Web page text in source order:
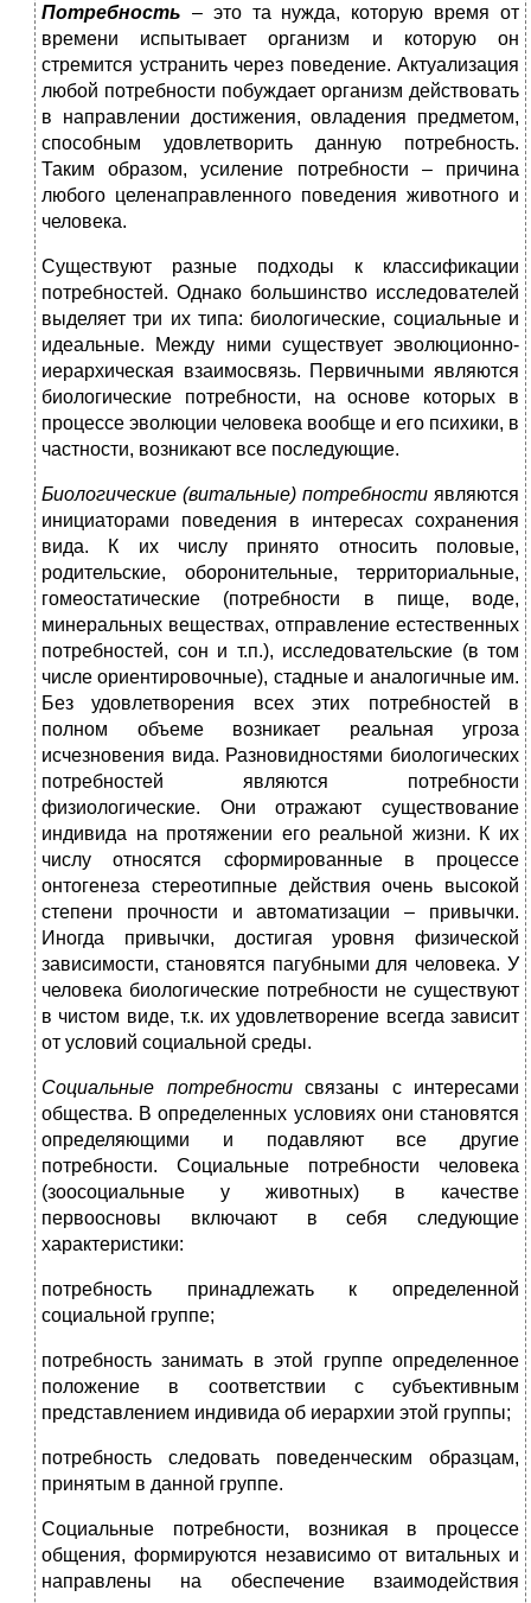
Потребность – это та нужда, которую время от
времени испытывает организм и которую он
стремится устранить через поведение. Актуализация
любой потребности побуждает организм действовать
в направлении достижения, овладения предметом,
способным удовлетворить данную потребность.
Таким образом, усиление потребности – причина
любого целенаправленного поведения животного и
человека.
Существуют разные подходы к классификации
потребностей. Однако большинство исследователей
выделяет три их типа: биологические, социальные и
идеальные. Между ними существует эволюционно-
иерархическая взаимосвязь. Первичными являются
биологические потребности, на основе которых в
процессе эволюции человека вообще и его психики, в
частности, возникают все последующие.
Биологические (витальные) потребности являются
инициаторами поведения в интересах сохранения
вида. К их числу принято относить половые,
родительские, оборонительные, территориальные,
гомеостатические (потребности в пище, воде,
минеральных веществах, отправление естественных
потребностей, сон и т.п.), исследовательские (в том
числе ориентировочные), стадные и аналогичные им.
Без удовлетворения всех этих потребностей в
полном объеме возникает реальная угроза
исчезновения вида. Разновидностями биологических
потребностей являются потребности
физиологические. Они отражают существование
индивида на протяжении его реальной жизни. К их
числу относятся сформированные в процессе
онтогенеза стереотипные действия очень высокой
степени прочности и автоматизации – привычки.
Иногда привычки, достигая уровня физической
зависимости, становятся пагубными для человека. У
человека биологические потребности не существуют
в чистом виде, т.к. их удовлетворение всегда зависит
от условий социальной среды.
Социальные потребностисвязаны с интересами
общества. В определенных условиях они становятся
определяющими и подавляют все другие
потребности. Социальные потребности человека
(зоосоциальные у животных) в качестве
первоосновы включают в себя следующие
характеристики:
потребность принадлежать к определенной
социальной группе;
потребность занимать в этой группе определенное
положение в соответствии с субъективным
представлением индивида об иерархии этой группы;
потребность следовать поведенческим образцам,
принятым в данной группе.
Социальные потребности, возникая в процессе
общения, формируются независимо от витальных и
направлены на обеспечение взаимодействия